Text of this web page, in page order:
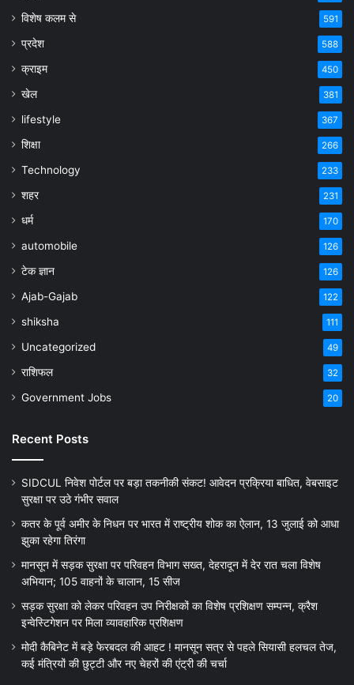
विशेष कलम से 591
प्रदेश 588
क्राइम 450
खेल 381
lifestyle 367
शिक्षा 266
Technology 233
शहर 231
धर्म 170
automobile 126
टेक ज्ञान 126
Ajab-Gajab 122
shiksha 111
Uncategorized 49
राशिफल 32
Government Jobs 20
Recent Posts
SIDCUL निवेश पोर्टल पर बड़ा तकनीकी संकट! आवेदन प्रक्रिया बाधित, वेबसाइट
सुरक्षा पर उठे गंभीर सवाल
कतर के पूर्व अमीर के निधन पर भारत में राष्ट्रीय शोक का ऐलान, 13 जुलाई को आधा
झुका रहेगा तिरंगा
मानसून में सड़क सुरक्षा पर परिवहन विभाग सख्त, देहरादून में देर रात चला विशेष
अभियान; 105 वाहनों के चालान, 15 सीज
सड़क सुरक्षा को लेकर परिवहन उप निरीक्षकों का विशेष प्रशिक्षण सम्पन्न, क्रैश
इन्वेस्टिगेशन पर मिला व्यावहारिक प्रशिक्षण
मोदी कैबिनेट में बड़े फेरबदल की आहट ! मानसून सत्र से पहले सियासी हलचल तेज,
कई मंत्रियों की छुट्टी और नए चेहरों की एंट्री की चर्चा